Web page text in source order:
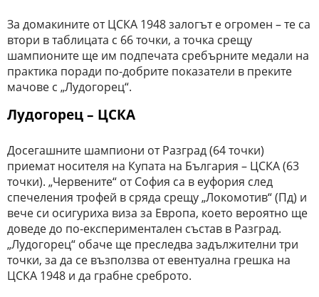
За домакините от ЦСКА 1948 залогът е огромен – те са
втори в таблицата с 66 точки, а точка срещу
шампионите ще им подпечата сребърните медали на
практика поради по-добрите показатели в преките
мачове с „Лудогорец“.
Лудогорец – ЦСКА
Досегашните шампиони от Разград (64 точки)
приемат носителя на Купата на България – ЦСКА (63
точки). „Червените“ от София са в еуфория след
спечеления трофей в сряда срещу „Локомотив“ (Пд) и
вече си осигуриха виза за Европа, което вероятно ще
доведе до по-експериментален състав в Разград.
„Лудогорец“ обаче ще преследва задължителни три
точки, за да се възползва от евентуална грешка на
ЦСКА 1948 и да грабне среброто.